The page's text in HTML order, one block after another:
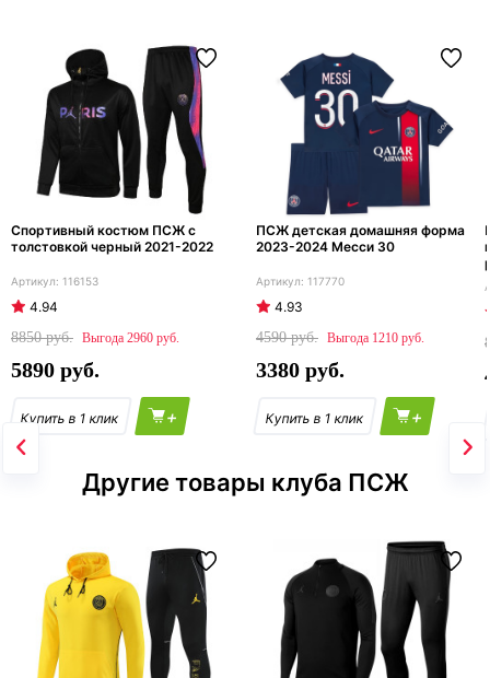
Спортивный костюм ПСЖ с
толстовкой черный 2021-2022
116153
4.94
8850
2960
5890
+
ПСЖ детская домашняя форма
2023-2024 Месси 30
117770
4.93
4590
1210
3380
+
Другие товары клуба ПСЖ